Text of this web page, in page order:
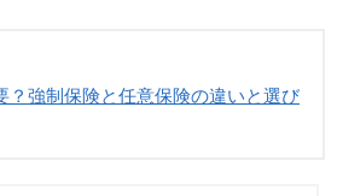
？強制保険と任意保険の違いと選び